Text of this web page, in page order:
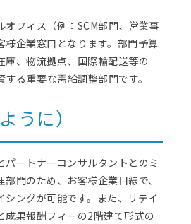
オフィス（例：SCM部門、営業事
様企業窓口となります。部門予算
庫、物流拠点、国際輸配送等の
る重要な需給調整部門です。
うに）
パートナーコンサルタントとのミ
門のため、お客様企業目線で、
シングが可能です。また、リテイ
成果報酬フィーの2階建て形式の